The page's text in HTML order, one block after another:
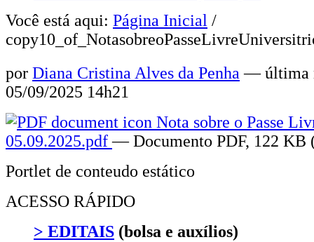
Você está aqui: Página Inicial /
por Diana Cristina Alves da Penha—última
05/09/2025 14h21
Nota sobre o Passe
05.09.2025.pdf— Documento PDF, 122 KB
Portlet de conteudo estático
ACESSO RÁPIDO
> EDITAIS (bolsa e auxílios)